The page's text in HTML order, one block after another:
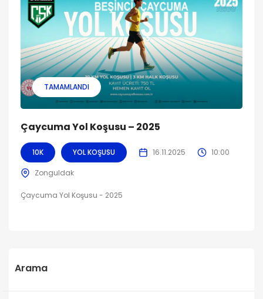
TAMAMLANDI
Çaycuma Yol Koşusu – 2025
10K YOL KOŞUSU 16.11.2025 10:00
Zonguldak
Çaycuma Yol Koşusu - 2025
Arama